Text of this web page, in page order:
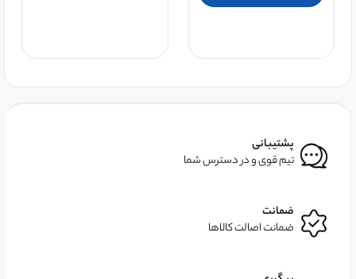
پشتیبانی
تیم قوی و در دسترس شما
ضمانت
ضمانت اصالت کالاها